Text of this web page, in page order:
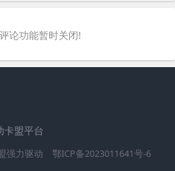
论功能暂时关闭!
卡盟平台
强力驱动 鄂ICP备2023011641号-6